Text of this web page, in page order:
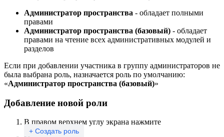
Администратор пространства - обладает полными
правами
Администратор пространства (базовый) - обладает
правами на чтение всех административных модулей и
разделов
Если при добавлении участника в группу администраторов не
была выбрана роль, назначается роль по умолчанию:
«Администратор пространства (базовый)»
Добавление новой роли
В правом верхнем углу экрана нажмите
+ Создать роль